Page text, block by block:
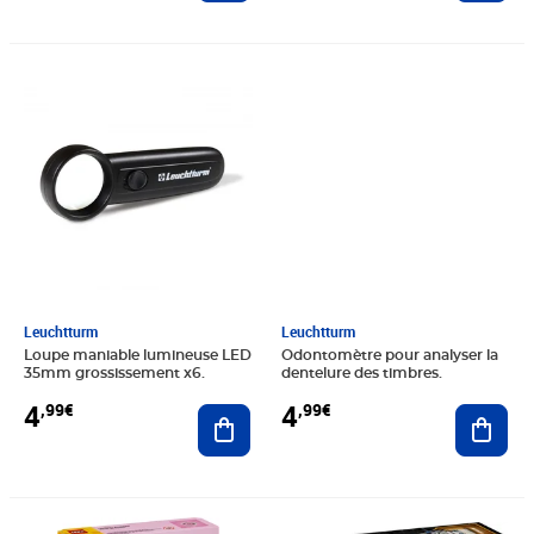
Leuchtturm
Loupe maniable lumineuse LED
35mm grossissement x6.
4,99€ Ajouter au panier
Leuchtturm
Odontomètre pour analyser la
dentelure des timbres.
4,99€
Prix 19,82€ Prix 17,85€